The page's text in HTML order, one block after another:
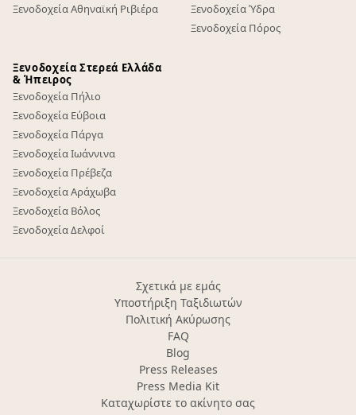
Ξενοδοχεία Αθηναϊκή Ριβιέρα
Ξενοδοχεία Ύδρα
Ξενοδοχεία Πόρος
Ξενοδοχεία Στερεά Ελλάδα
& Ήπειρος
Ξενοδοχεία Πήλιο
Ξενοδοχεία Εύβοια
Ξενοδοχεία Πάργα
Ξενοδοχεία Ιωάννινα
Ξενοδοχεία Πρέβεζα
Ξενοδοχεία Αράχωβα
Ξενοδοχεία Βόλος
Ξενοδοχεία Δελφοί
Σχετικά με εμάς
Υποστήριξη Ταξιδιωτών
Πολιτική Ακύρωσης
FAQ
Blog
Press Releases
Press Media Kit
Καταχωρίστε το ακίνητο σας